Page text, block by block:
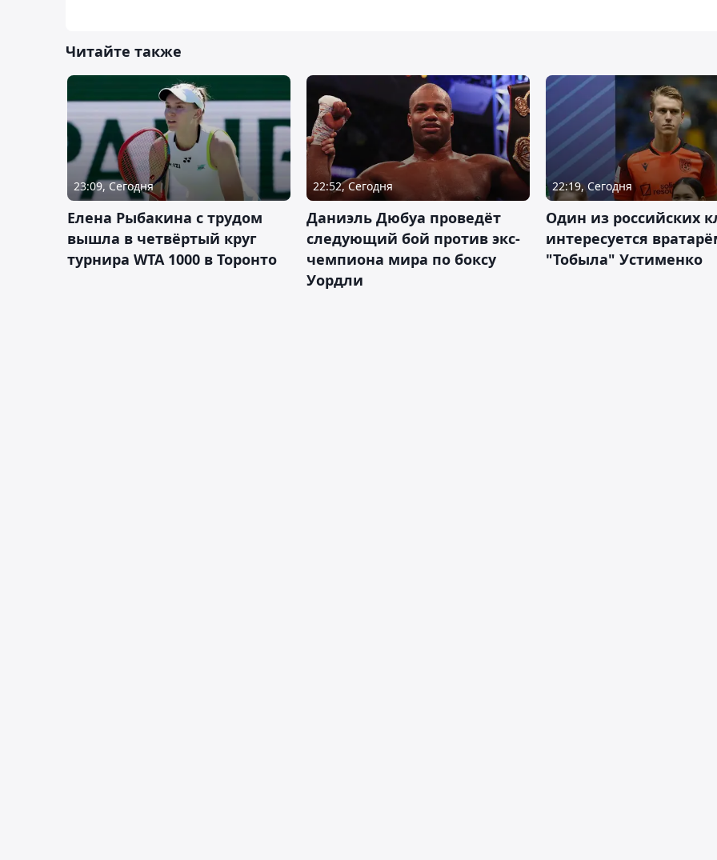
Читайте также
23:09, Сегодня
Елена Рыбакина с трудом
вышла в четвёртый круг
турнира WTA 1000 в Торонто
22:52, Сегодня
Даниэль Дюбуа проведёт
следующий бой против экс-
чемпиона мира по боксу
Уордли
22:19, Сегодня
Один из российских
интересуется
"Тобыла" Устименко